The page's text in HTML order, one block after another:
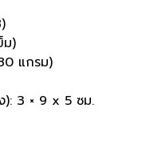
ม)
แกรม)
3 × 9 x 5 ซม.